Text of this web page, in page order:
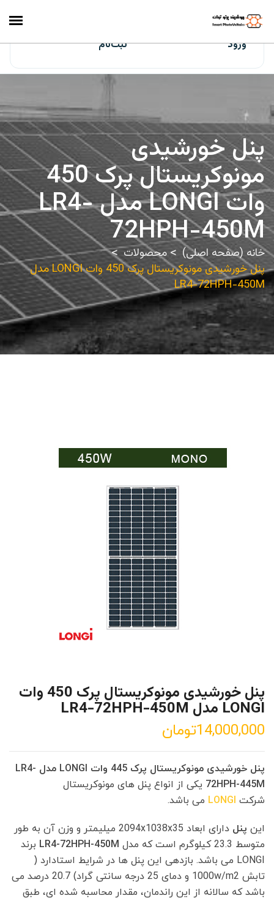
ایران‌سولار
ورود ثبت‌نام
پنل خورشیدی
مونوکریستال پرک 450
وات LONGI مدل LR4-
72HPH-450M
خانه (صفحه اصلی)
محصولات
پنل خورشیدی مونوکریستال پرک 450 وات LONGI مدل
LR4-72HPH-450M
پنل خورشیدی مونوکریستال پرک 450 وات
LONGI مدل LR4-72HPH-450M
14,000,000تومان
پنل خورشیدی مونوکریستال پرک 445 وات LONGI مدل LR4-
72HPH-445M یکی از انواع پنل های مونوکریستال
شرکت LONGI می باشد.
این پنل
دارای ابعاد 2094x1038x35 میلیمتر و وزن آن به طور
متوسط 23.3 کیلوگرم است که مدل
LR4-72HPH-450M برند
LONGI می باشد. بازدهی این پنل ها در شرایط استادارد (
تابش 1000w/m2 و دمای 25 درجه سانتی گراد) 20.7 درصد می
باشد که سالانه از این راندمان، مقدار محاسبه شده ای، طبق